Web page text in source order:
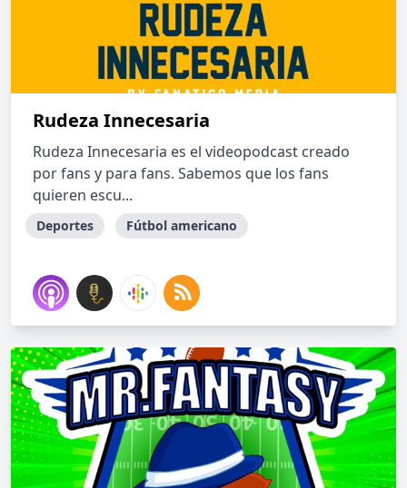
Rudeza Innecesaria
Rudeza Innecesaria es el videopodcast creado
por fans y para fans. Sabemos que los fans
quieren escu...
Deportes Fútbol americano